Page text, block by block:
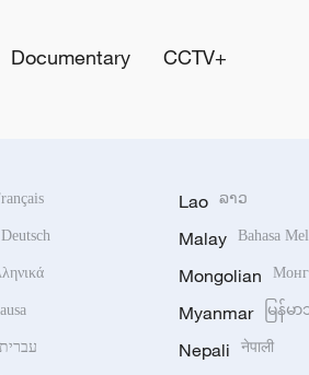
Documentary CCTV+
Deutsch
עברית
Lao ລາວ
Malay Bahasa
Mongolian
Myanmar မြန်မ
Nepali नेपाली